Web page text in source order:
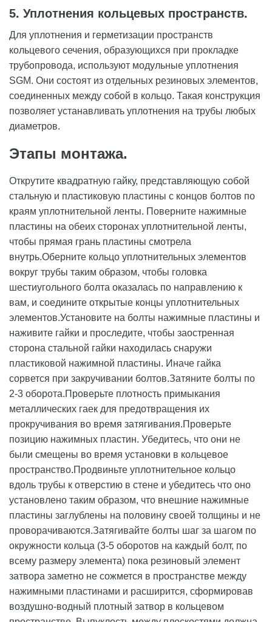
5. Уплотнения кольцевых пространств.
Для уплотнения и герметизации пространств
кольцевого сечения, образующихся при прокладке
трубопровода, используют модульные уплотнения
SGM. Они состоят из отдельных резиновых элементов,
соединенных между собой в кольцо. Такая конструкция
позволяет устанавливать уплотнения на трубы любых
диаметров.
Этапы монтажа.
Открутите квадратную гайку, представляющую собой
стальную и пластиковую пластины с концов болтов по
краям уплотнительной ленты. Поверните нажимные
пластины на обеих сторонах уплотнительной ленты,
чтобы прямая грань пластины смотрела
внутрь.Оберните кольцо уплотнительных элементов
вокруг трубы таким образом, чтобы головка
шестиугольного болта оказалась по направлению к
вам, и соедините открытые концы уплотнительных
элементов.Установите на болты нажимные пластины и
наживите гайки и проследите, чтобы заостренная
сторона стальной гайки находилась снаружи
пластиковой нажимной пластины. Иначе гайка
сорвется при закручивании болтов.Затяните болты по
2-3 оборота.Проверьте плотность примыкания
металлических гаек для предотвращения их
прокручивания во время затягивания.Проверьте
позицию нажимных пластин. Убедитесь, что они не
были смещены во время установки в кольцевое
пространство.Продвиньте уплотнительное кольцо
вдоль трубы к отверстию в стене и убедитесь что оно
установлено таким образом, что внешние нажимные
пластины заглублены на половину своей толщины и не
проворачиваются.Затягивайте болты шаг за шагом по
окружности кольца (3-5 оборотов на каждый болт, по
всему размеру элемента) пока резиновый элемент
затвора заметно не сожмется в пространстве между
нажимными пластинами и расширится, сформировав
воздушно-водный плотный затвор в кольцевом